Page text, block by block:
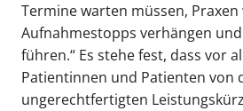
Termine warten müssen, Praxen
Aufnahmestopps verhängen
führen.“ Es stehe fest, dass vor
Patientinnen und Patienten von
ungerechtfertigten